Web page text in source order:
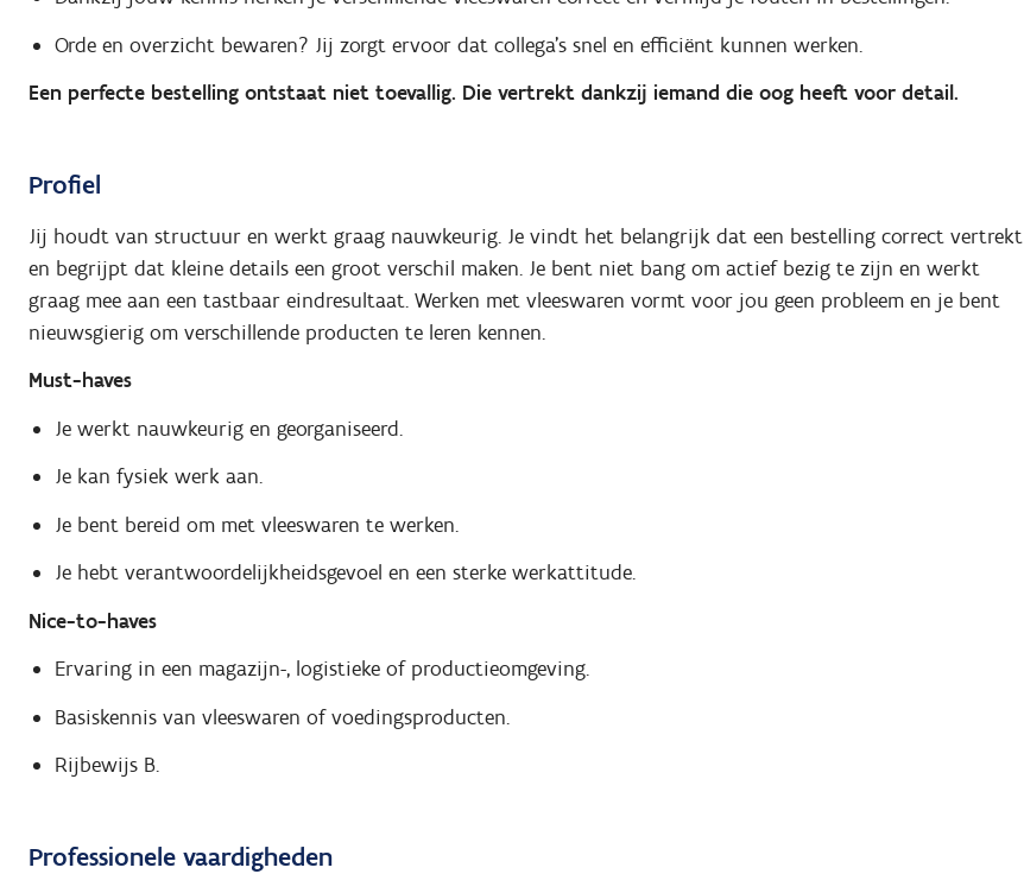
Orde en overzicht bewaren? Jij zorgt ervoor dat collega's snel en efficiënt kunnen werken.
Een perfecte bestelling ontstaat niet toevallig. Die vertrekt dankzij iemand die oog heeft voor detail.
Profiel
Jij houdt van structuur en werkt graag nauwkeurig. Je vindt het belangrijk dat een bestelling correct vertrekt
en begrijpt dat kleine details een groot verschil maken. Je bent niet bang om actief bezig te zijn en werkt
graag mee aan een tastbaar eindresultaat. Werken met vleeswaren vormt voor jou geen probleem en je bent
nieuwsgierig om verschillende producten te leren kennen.
Must-haves
Je werkt nauwkeurig en georganiseerd.
Je kan fysiek werk aan.
Je bent bereid om met vleeswaren te werken.
Je hebt verantwoordelijkheidsgevoel en een sterke werkattitude.
Nice-to-haves
Ervaring in een magazijn-, logistieke of productieomgeving.
Basiskennis van vleeswaren of voedingsproducten.
Rijbewijs B.
Professionele vaardigheden